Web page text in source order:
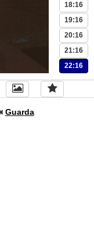
18:16
19:16
20:16
21:16
22:16
Guarda